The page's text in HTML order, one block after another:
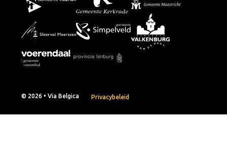
© 2026 • Via Belgica Privacybeleid